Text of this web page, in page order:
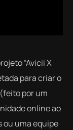
“Avicii X
para criar o
por um
online ao
ou uma equipe